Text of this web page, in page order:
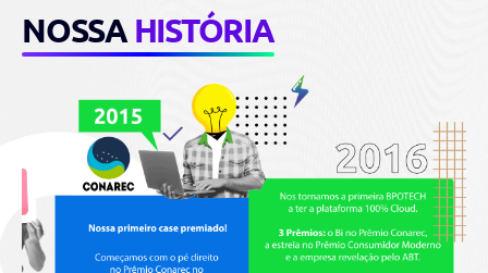
NOSSA HISTÓRIA